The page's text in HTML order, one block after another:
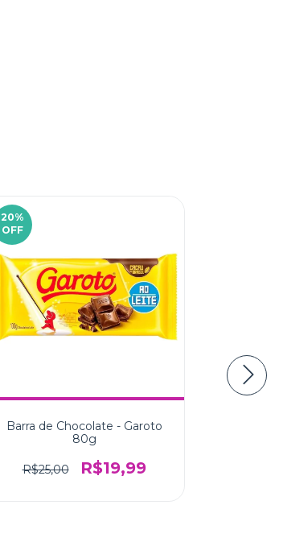
20%
OFF
Barra de Chocolate - Garoto
80g
R$25,00 R$19,99